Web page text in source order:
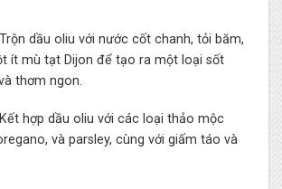
Trộn dầu oliu với nước cốt chanh, tỏi băm,
ít mù tạt Dijon để tạo ra một loại sốt
thơm ngon.
Kết hợp dầu oliu với các loại thảo mộc
và parsley, cùng với giấm táo và